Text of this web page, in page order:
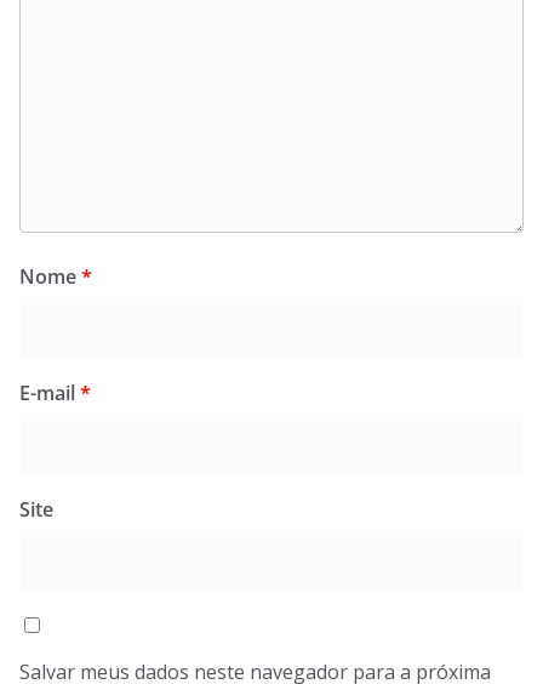
Nome*
E-mail*
Site
Salvar meus dados neste navegador para a próxima